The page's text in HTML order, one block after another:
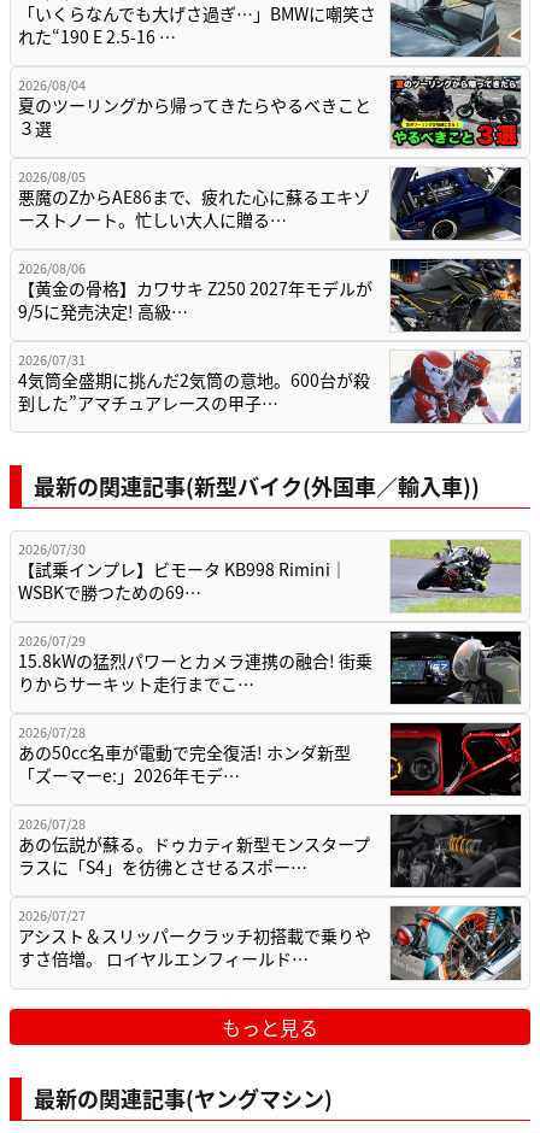
「いくらなんでも大げさ過ぎ…」BMWに嘲笑さ
れた“190 E 2.5-16 …
2026/08/04
夏のツーリングから帰ってきたらやるべきこと
３選
2026/08/05
悪魔のZからAE86まで、疲れた心に蘇るエキゾ
ーストノート。忙しい大人に贈る…
2026/08/06
【黄金の骨格】カワサキ Z250 2027年モデルが
9/5に発売決定! 高級…
2026/07/31
4気筒全盛期に挑んだ2気筒の意地。600台が殺
到した”アマチュアレースの甲子…
最新の関連記事(新型バイク(外国車／輸入車))
2026/07/30
【試乗インプレ】ビモータ KB998 Rimini｜
WSBKで勝つための69…
2026/07/29
15.8kWの猛烈パワーとカメラ連携の融合! 街乗
りからサーキット走行までこ…
2026/07/28
あの50cc名車が電動で完全復活! ホンダ新型
「ズーマーe:」2026年モデ…
2026/07/28
あの伝説が蘇る。ドゥカティ新型モンスタープ
ラスに「S4」を彷彿とさせるスポー…
2026/07/27
アシスト＆スリッパークラッチ初搭載で乗りや
すさ倍増。 ロイヤルエンフィールド…
もっと見る
最新の関連記事(ヤングマシン)